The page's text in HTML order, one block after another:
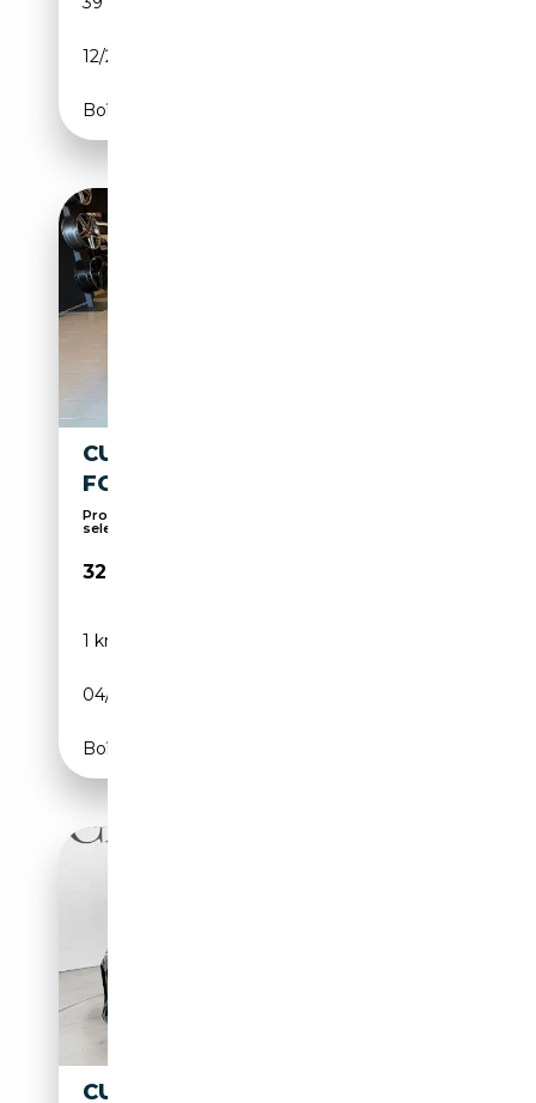
12/2022
Boîte automatique
CUPRA FORMENTOR
FORMENTOR 1.5 HYBRID DSG
Promo Estate Panoramauto Torino: auto
selezionate
32 500€
1 km
04/2026
Boîte automatique
CUPRA FORMENTOR 2.0 TDI